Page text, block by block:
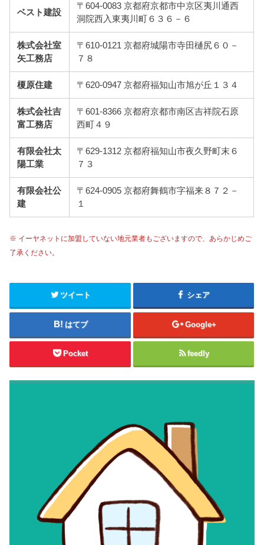
ベスト建設
〒604-0083 京都府京都市中京区夷川通西
洞院西入東夷川町６３６－６
株式会社室
矢工務店
〒610-0121 京都府城陽市寺田樋尻６０－
７８
榎原住建 〒620-0947 京都府福知山市旭が丘１３４
株式会社吉
富工務店
〒601-8366 京都府京都市南区吉祥院石原
西町４９
有限会社太
陽工業
〒629-1312 京都府福知山市夜久野町末６
７３
有限会社公
建
〒624-0905 京都府舞鶴市字福来８７２－
１
※ イーヤネットに加盟していない地元業者もございますので、あらかじめご
了承ください。
ツイート シェア
はてブ Google+
Pocket feedly